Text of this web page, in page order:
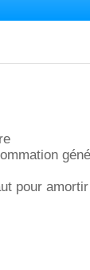
pour